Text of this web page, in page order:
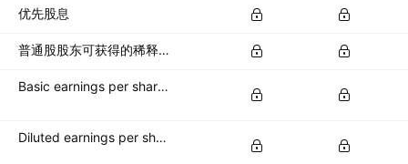
优先股息
普通股股东可获得的稀释净收入
Basic earnings per share (basic EPS)
Diluted earnings per share (diluted EPS)